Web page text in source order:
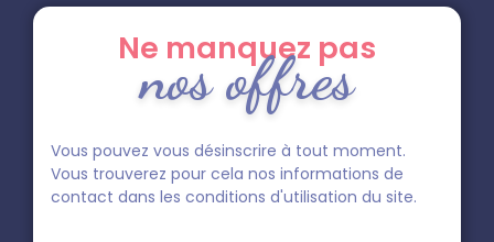
Ne manquez pas
nos offres
Vous pouvez vous désinscrire à tout moment.
Vous trouverez pour cela nos informations de
contact dans les conditions d'utilisation du site.